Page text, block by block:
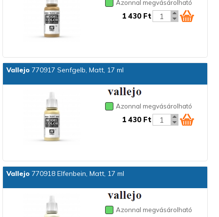
Azonnal megvásárolható
1 430 Ft
Vallejo 770917 Senfgelb, Matt, 17 ml
Azonnal megvásárolható
1 430 Ft
Vallejo 770918 Elfenbein, Matt, 17 ml
Azonnal megvásárolható